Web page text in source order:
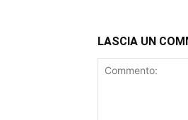
LASCIA UN